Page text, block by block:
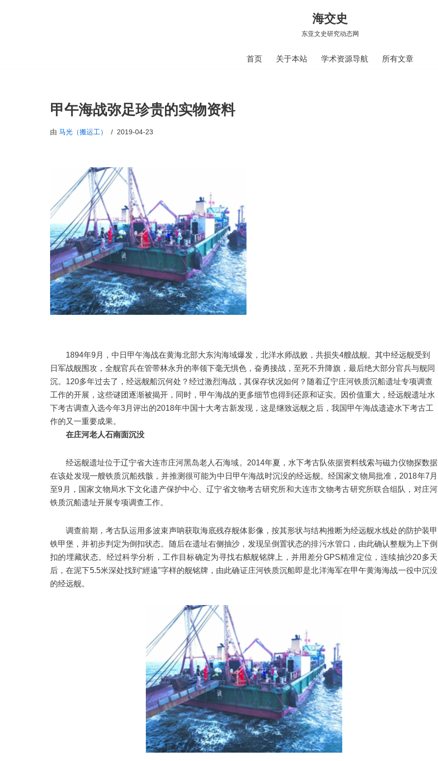
海交史
东亚文史研究动态网
首页 关于本站 学术资源导航 所有文章
甲午海战弥足珍贵的实物资料
由 马光（搬运工） 2019-04-23
1894年9月，中日甲午海战在黄海北部大东沟海域爆发，北洋水师战败，共损失4艘战舰。其中经远舰受到
日军战舰围攻，全舰官兵在管带林永升的率领下毫无惧色，奋勇接战，至死不升降旗，最后绝大部分官兵与舰同
沉。120多年过去了，经远舰船沉何处？经过激烈海战，其保存状况如何？随着辽宁庄河铁质沉船遗址专项调查
工作的开展，这些谜团逐渐被揭开，同时，甲午海战的更多细节也得到还原和证实。因价值重大，经远舰遗址水
下考古调查入选今年3月评出的2018年中国十大考古新发现，这是继致远舰之后，我国甲午海战遗迹水下考古工
作的又一重要成果。
在庄河老人石南面沉没
经远舰遗址位于辽宁省大连市庄河黑岛老人石海域。2014年夏，水下考古队依据资料线索与磁力仪物探数据
在该处发现一艘铁质沉船残骸，并推测很可能为中日甲午海战时沉没的经远舰。经国家文物局批准，2018年7月
至9月，国家文物局水下文化遗产保护中心、辽宁省文物考古研究所和大连市文物考古研究所联合组队，对庄河
铁质沉船遗址开展专项调查工作。
调查前期，考古队运用多波束声呐获取海底残存舰体影像，按其形状与结构推断为经远舰水线处的防护装甲
铁甲堡，并初步判定为倒扣状态。随后在遗址右侧抽沙，发现呈倒置状态的排污水管口，由此确认整舰为上下倒
扣的埋藏状态。经过科学分析，工作目标确定为寻找右舷舰铭牌上，并用差分GPS精准定位，连续抽沙20多天
后，在泥下5.5米深处找到“經遠”字样的舰铭牌，由此确证庄河铁质沉船即是北洋海军在甲午黄海海战一役中沉没
的经远舰。